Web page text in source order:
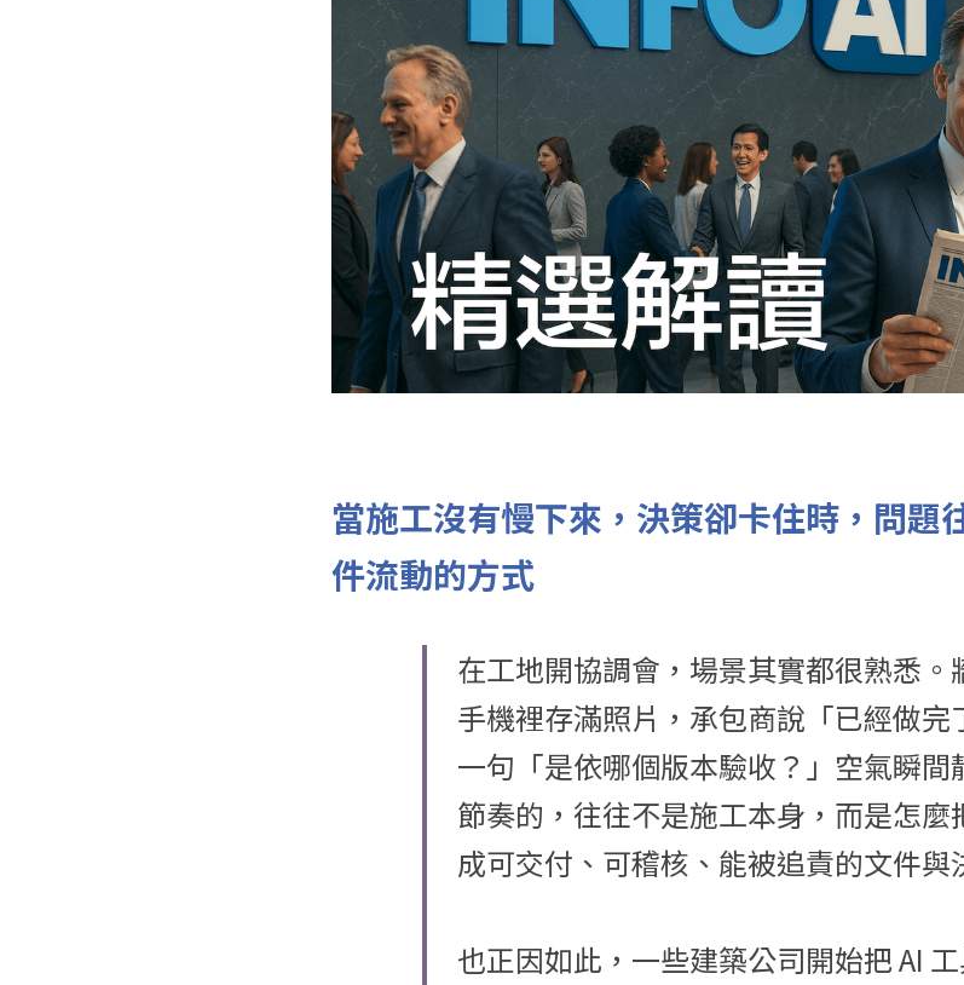
當施工沒有慢下來，決策卻卡住時，問題
件流動的方式
在工地開協調會，場景其實都很熟悉。
手機裡存滿照片，承包商說「已經做完
一句「是依哪個版本驗收？」空氣瞬間
節奏的，往往不是施工本身，而是怎麼
成可交付、可稽核、能被追責的文件與
也正因如此，一些建築公司開始把 AI